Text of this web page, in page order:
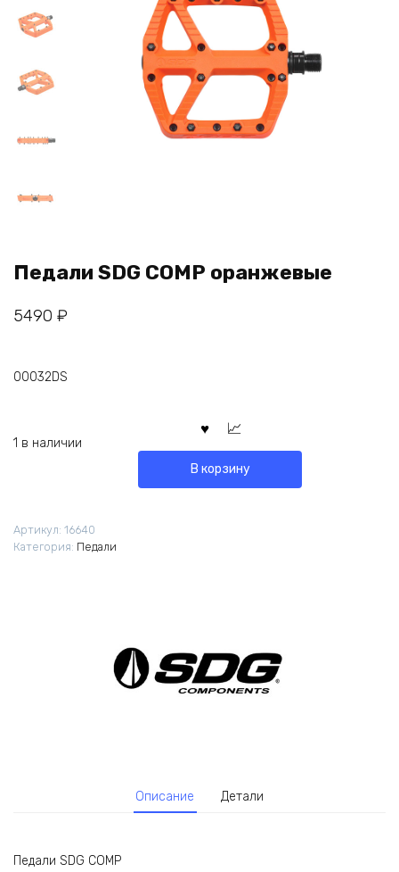
Педали SDG COMP оранжевые
5490 ₽
00032DS
1 в наличии
В корзину
Артикул: 16640
Категория: Педали
Описание Детали
Педали SDG COMP